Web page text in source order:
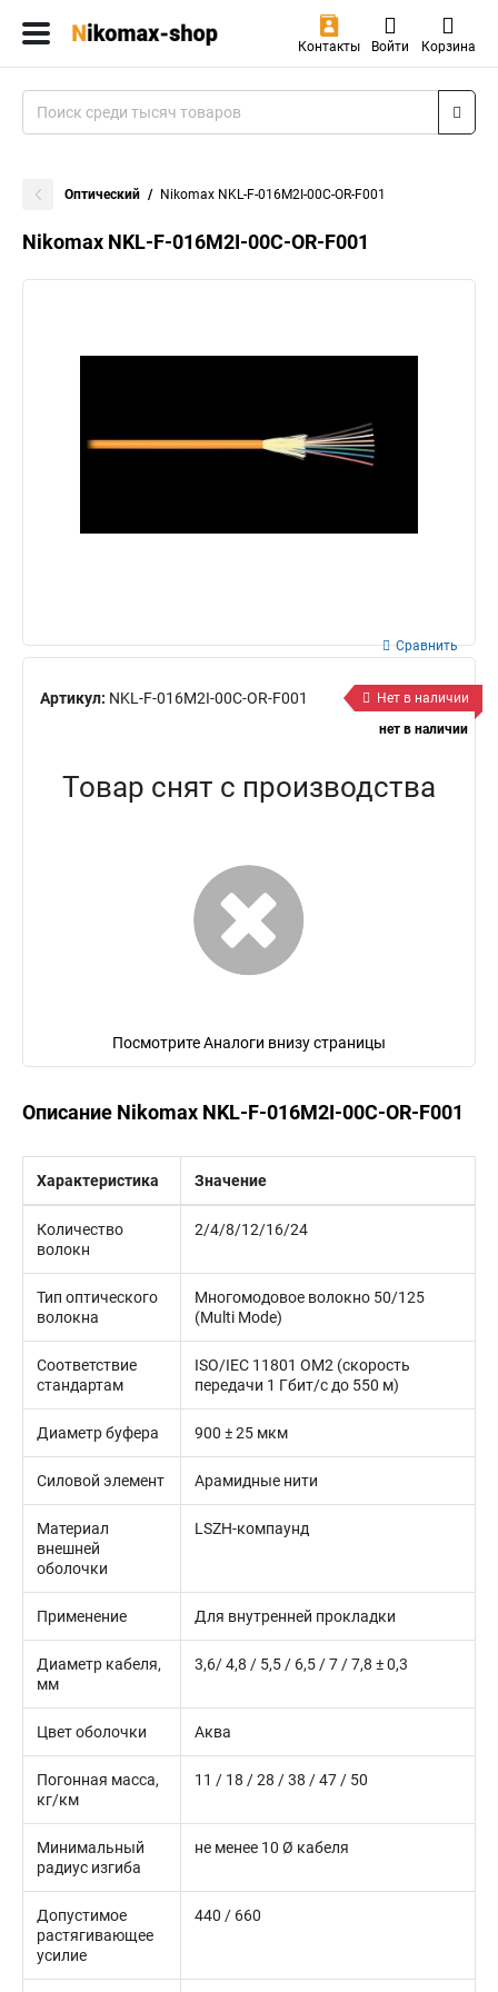
Контакты Войти Корзина
Оптический Nikomax NKL-F-016M2I-00C-OR-F001
Nikomax NKL-F-016M2I-00C-OR-F001
Артикул: NKL-F-016M2I-00C-OR-F001
Сравнить
Нет в наличии
нет в наличии
Товар снят с производства
Посмотрите Аналоги внизу страницы
Описание Nikomax NKL-F-016M2I-00C-OR-F001
Характеристика Значение
Количество
волокн
2/4/8/12/16/24
Тип оптического
волокна
Многомодовое волокно 50/125
(Multi Mode)
Соответствие
стандартам
ISO/IEC 11801 OM2 (скорость
передачи 1 Гбит/с до 550 м)
Диаметр буфера 900 ± 25 мкм
Силовой элемент Арамидные нити
Материал
внешней
оболочки
LSZH-компаунд
Применение Для внутренней прокладки
Диаметр кабеля,
мм
3,6/ 4,8 / 5,5 / 6,5 / 7 / 7,8 ± 0,3
Цвет оболочки Аква
Погонная масса,
кг/км
11 / 18 / 28 / 38 / 47 / 50
Минимальный
радиус изгиба
не менее 10 Ø кабеля
Допустимое
растягивающее
усилие
440 / 660